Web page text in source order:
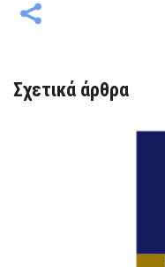
Σχετικά άρθρα